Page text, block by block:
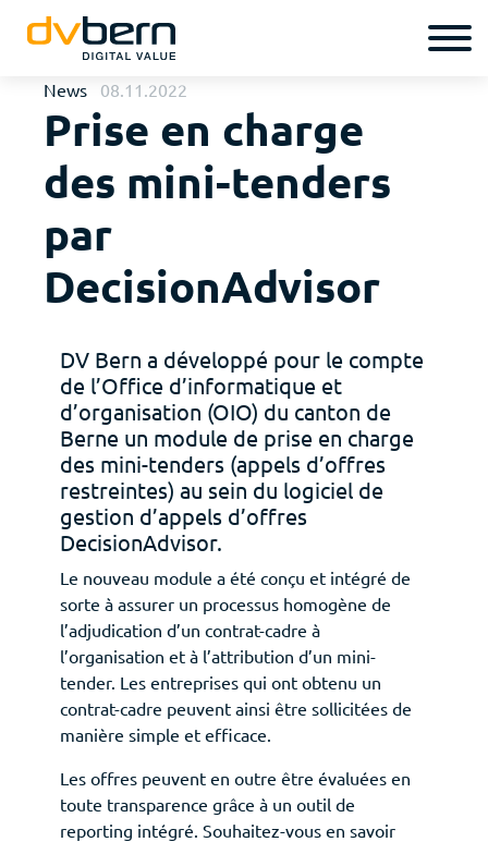
Français
News 08.11.2022
Prise en charge
des mini-tenders
par
DecisionAdvisor
DV Bern a développé pour le compte
de l’Office d’informatique et
d’organisation (OIO) du canton de
Berne un module de prise en charge
des mini-tenders (appels d’offres
restreintes) au sein du logiciel de
gestion d’appels d’offres
DecisionAdvisor.
Le nouveau module a été conçu et intégré de
sorte à assurer un processus homogène de
l’adjudication d’un contrat-cadre à
l’organisation et à l’attribution d’un mini-
tender. Les entreprises qui ont obtenu un
contrat-cadre peuvent ainsi être sollicitées de
manière simple et efficace.
Les offres peuvent en outre être évaluées en
toute transparence grâce à un outil de
reporting intégré. Souhaitez-vous en savoir